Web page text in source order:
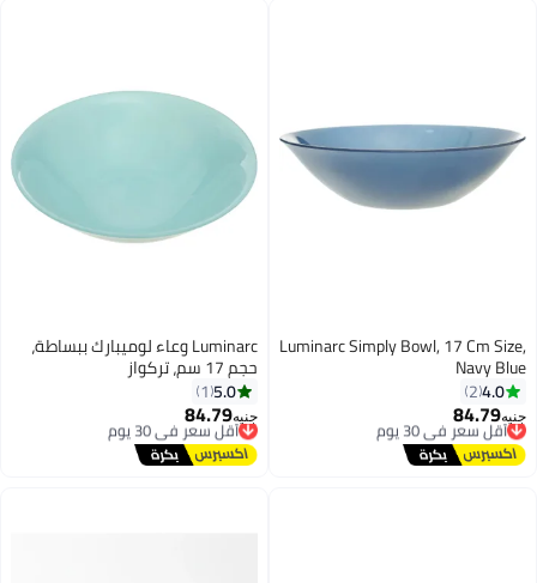
Luminarc Simply Bowl, 17 Cm
Navy
4.0
2
84.79
أقل سعر في 30 يوم
توصيل مجاني
أقل سعر في 30 يوم
Luminarc وعاء لوميبارك ببساطة،
حجم 17 سم، تركواز
5.0
1
جنيه84.79
أقل سعر في 30 يوم
توصيل مجاني
أقل سعر في 30 يوم